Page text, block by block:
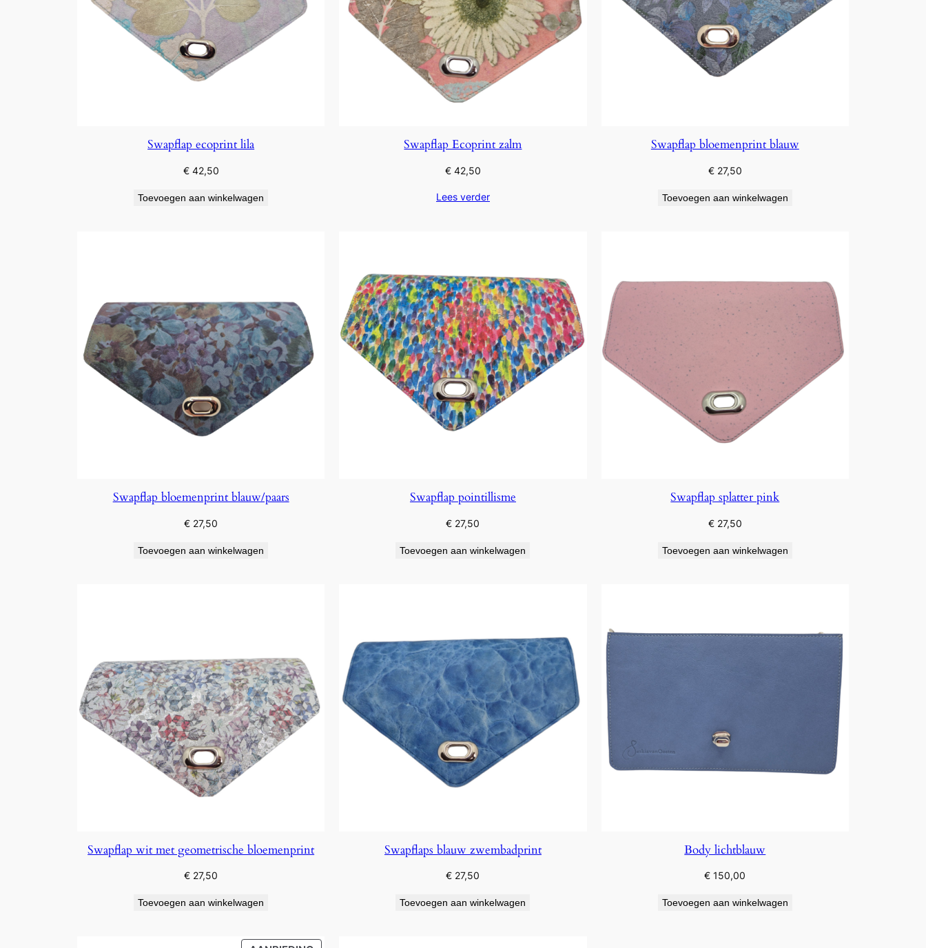
Swapflap ecoprint lila
€42,50
Toevoegen aan winkelwagen
Swapflap Ecoprint zalm
€42,50
Lees verder
Swapflap bloemenprint blauw
€27,50
Toevoegen aan winkelwagen
Swapflap bloemenprint blauw/paars
€ 27,50
Toevoegen aan winkelwagen
Swapflap pointillisme
€ 27,50
Toevoegen aan winkelwagen
Swapflap splatter pink
€27,50
Toevoegen aan winkelwagen
Swapflap wit met geometrische bloemenprint
€ 27,50
Toevoegen aan winkelwagen
Swapflaps blauw zwembadprint
€ 27,50
Toevoegen aan winkelwagen
Body lichtblauw
€ 150,00
Toevoegen aan winkelwagen